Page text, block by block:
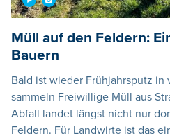
Müll auf den Feldern:
Bauern
Bald ist wieder Frühjahrsputz in
sammeln Freiwillige Müll aus
Abfall landet längst nicht nur
Feldern. Für Landwirte ist das